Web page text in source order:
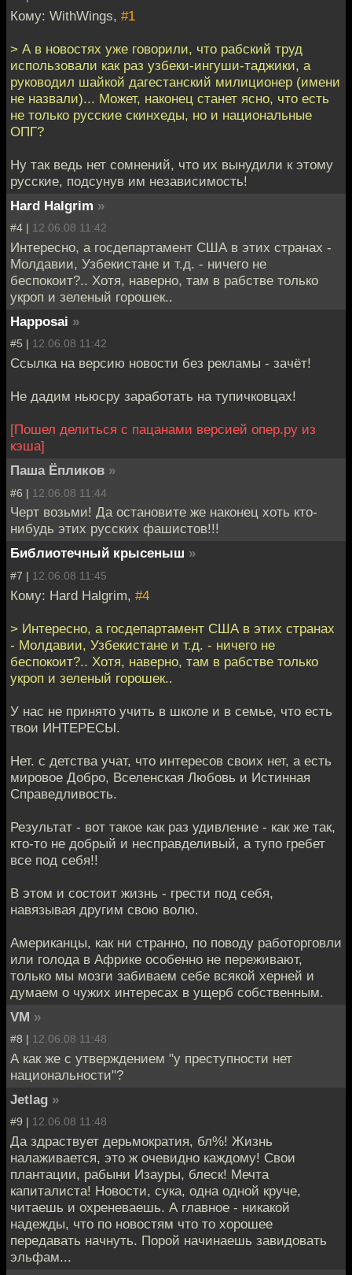
Кому: WithWings, #1
> А в новостях уже говорили, что рабский труд
использовали как раз узбеки-ингуши-таджики, а
руководил шайкой дагестанский милиционер (имени
не назвали)... Может, наконец станет ясно, что есть
не только русские скинхеды, но и национальные
ОПГ?
Ну так ведь нет сомнений, что их вынудили к этому
русские, подсунув им независимость!
Hard Halgrim »
#4 | 12.06.08 11:42
Интересно, а госдепартамент США в этих странах -
Молдавии, Узбекистане и т.д. - ничего не
беспокоит?.. Хотя, наверно, там в рабстве только
укроп и зеленый горошек..
Happosai »
#5 | 12.06.08 11:42
Ссылка на версию новости без рекламы - зачёт!
Не дадим ньюсру заработать на тупичковцах!
[Пошел делиться с пацанами версией опер.ру из
кэша]
Паша Ёпликов »
#6 | 12.06.08 11:44
Черт возьми! Да остановите же наконец хоть кто-
нибудь этих русских фашистов!!!
Библиотечный крысеныш »
#7 | 12.06.08 11:45
Кому: Hard Halgrim, #4
> Интересно, а госдепартамент США в этих странах
- Молдавии, Узбекистане и т.д. - ничего не
беспокоит?.. Хотя, наверно, там в рабстве только
укроп и зеленый горошек..
У нас не принято учить в школе и в семье, что есть
твои ИНТЕРЕСЫ.
Нет. с детства учат, что интересов своих нет, а есть
мировое Добро, Вселенская Любовь и Истинная
Справедливость.
Результат - вот такое как раз удивление - как же так,
кто-то не добрый и несправделивый, а тупо гребет
все под себя!!
В этом и состоит жизнь - грести под себя,
навязывая другим свою волю.
Американцы, как ни странно, по поводу работорговли
или голода в Африке особенно не переживают,
только мы мозги забиваем себе всякой херней и
думаем о чужих интересах в ущерб собственным.
VM »
#8 | 12.06.08 11:48
А как же с утверждением "у преступности нет
национальности"?
Jetlag »
#9 | 12.06.08 11:48
Да здраствует дерьмократия, бл%! Жизнь
налаживается, это ж очевидно каждому! Свои
плантации, рабыни Изауры, блеск! Мечта
капиталиста! Новости, сука, одна одной круче,
читаешь и охреневаешь. А главное - никакой
надежды, что по новостям что то хорошее
передавать начнуть. Порой начинаешь завидовать
эльфам...